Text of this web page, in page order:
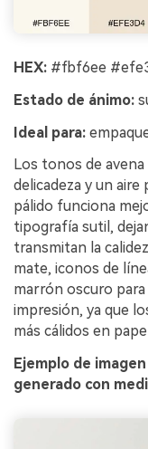
HEX: #fbf6ee
Estado de ánimo:
Ideal para:
Los tonos de
delicadeza y un
pálido funciona
tipografía sutil,
transmitan la
mate, iconos de
marrón oscuro
impresión, ya que
más cálidos en
Ejemplo de
generado con